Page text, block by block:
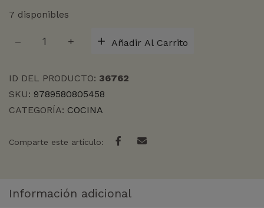
7 disponibles
Añadir Al Carrito
ID DEL PRODUCTO: 36762
SKU: 9789580805458
CATEGORÍA: COCINA
Comparte este artículo:
Información adicional